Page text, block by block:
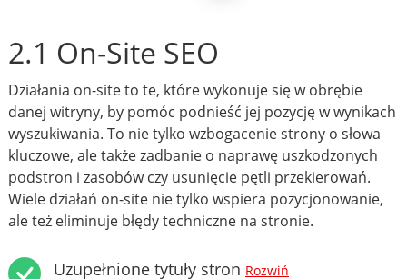
2.1 On-Site SEO
Działania on-site to te, które wykonuje się w obrębie
danej witryny, by pomóc podnieść jej pozycję w wynikach
wyszukiwania. To nie tylko wzbogacenie strony o słowa
kluczowe, ale także zadbanie o naprawę uszkodzonych
podstron i zasobów czy usunięcie pętli przekierowań.
Wiele działań on-site nie tylko wspiera pozycjonowanie,
ale też eliminuje błędy techniczne na stronie.
Uzupełnione tytuły stron Rozwiń